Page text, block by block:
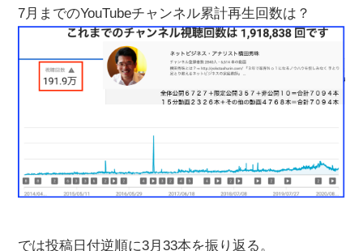
7月までのYouTubeチャンネル累計再生回数は？
では投稿日付逆順に3月33本を振り返る。